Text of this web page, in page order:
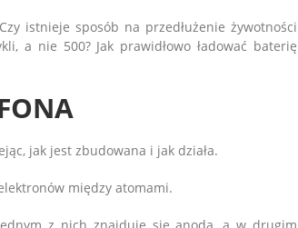
istnieje sposób na przedłużenie żywotności
a nie 500? Jak prawidłowo ładować baterię
jak jest zbudowana i jak działa.
między atomami.